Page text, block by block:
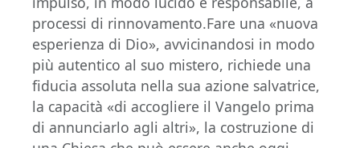
processi di rinnovamento.Fare una «nuova
esperienza di Dio», avvicinandosi in modo
più autentico al suo mistero, richiede una
fiducia assoluta nella sua azione salvatrice,
la capacità «di accogliere il Vangelo prima
di annunciarlo agli altri», la costruzione di